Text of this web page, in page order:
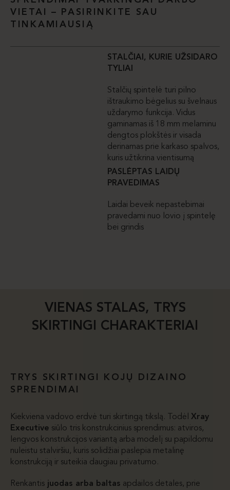
VIETAI – PASIRINKITE SAU
TINKAMIAUSIĄ
STALČIAI, KURIE UŽSIDARO
TYLIAI
Stalčių spintelė turi pilno
ištraukimo bėgelius su švelnaus
uždarymo funkcija. Vidus
gaminamas iš 18 mm melaminu
dengtos plokštės ir visada
derinamas prie karkaso spalvos,
kuris užtikrina vientisumą
PASLĖPTAS LAIDŲ
PRAVEDIMAS
Laidai beveik nepastebimai
pravedami nuo lovio į spintelę
bei grindis
VIENAS STALAS, TRYS
SKIRTINGI CHARAKTERIAI
TRYS SKIRTINGI KOJŲ DIZAINO
SPRENDIMAI
Kiekviena vadovo erdvė turi skirtingą tikslą. Todėl Xray
Executive siūlo tris konstrukcinius sprendimus: atviros,
lengvos konstrukcijos variantą arba modelį su papildomu
nuleistu stalviršiu, kuris solidžiai paslepia metalinę
konstrukciją ir suteikia daugiau privatumo.
Renkantis juodas arba baltas apdailos detales, prie